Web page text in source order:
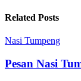
Related Posts
Nasi Tumpeng
Pesan Nasi